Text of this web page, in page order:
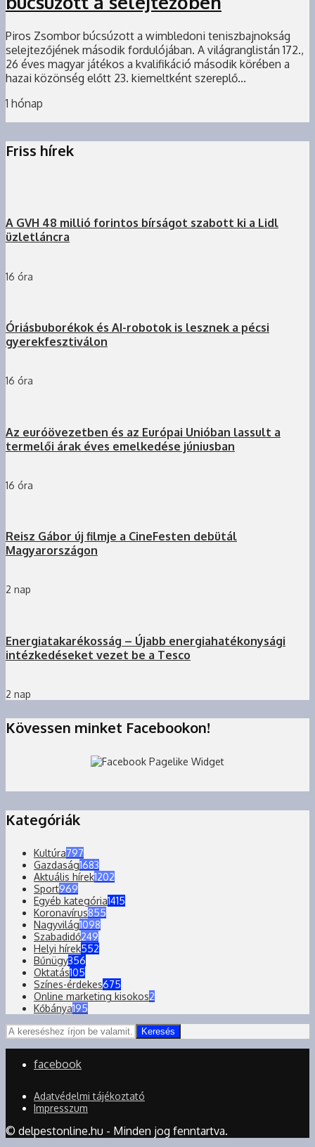
Piros Zsombor búcsúzott a wimbledoni teniszbajnokság
selejtezőjének második fordulójában. A világranglistán 172.,
26 éves magyar játékos a kvalifikáció második körében a
hazai közönség előtt 23. kiemeltként szereplő...
1 hónap
Friss hírek
A GVH 48 millió forintos bírságot szabott ki a Lidl
üzletláncra
16 óra
Óriásbuborékok és AI-robotok is lesznek a pécsi
gyerekfesztiválon
16 óra
Az euróövezetben és az Európai Unióban lassult a
termelői árak éves emelkedése júniusban
16 óra
Reisz Gábor új filmje a CineFesten debütál
Magyarországon
2 nap
Energiatakarékosság – Újabb energiahatékonysági
intézkedéseket vezet be a Tesco
2 nap
Kövessen minket Facebookon!
Kategóriák
Kultúra797
Gazdaság1683
Aktuális hírek1202
Sport969
Egyéb kategória1415
Koronavírus855
Nagyvilág1098
Szabadidő249
Helyi hírek552
Bűnügy356
Oktatás105
Színes-érdekes675
Online marketing kisokos2
Kőbánya195
Keresés
facebook
Adatvédelmi tájékoztató
Impresszum
© delpestonline.hu - Minden jog fenntartva.